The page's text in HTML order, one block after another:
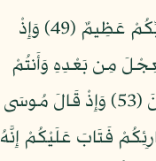
وَإِذْ نَجَّيْنَاكُم مِّنْ آلِ فِرْعَوْنَ يَسُومُونَكُمْ سُوَءَ الْعَذَابِ يُذَبِّحُونَ أَبْنَاءكُمْ وَيَسْتَحْيُونَ نِسَاءكُمْ وَفِي ذَلِكُم بَلاء مِّن رَّبِّكُمْ عَظِيمٌ (49) وَإِذْ
لَيْلَةً ثُمَّ اتَّخَذْتُمُ الْعِجْلَ مِن بَعْدِهِ وَأَنتُمْ
ظَالِمُونَ (51) ثُمَّ عَفَوْنَا عَنكُمِ مِّن بَعْدِ ذَلِكَ لَعَلَّكُمْ تَشْكُرُونَ (52) وَإِذْ آتَيْنَا مُوسَى الْكِتَابَ وَالْفُرْقَانَ لَعَلَّكُمْ تَهْتَدُونَ (53) وَإِذْ قَالَ مُوسَى
فَتَابَ عَلَيْكُمْ إِنَّهُ